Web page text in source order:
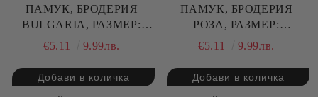
ПАМУК, БРОДЕРИЯ
BULGARIA, РАЗМЕР:
30/50СМ,HAND MADE
€5.11 9.99лв.
ПАМУК, БРОДЕРИЯ
РОЗА, РАЗМЕР:
30/50СМ,HAND MADE
€5.11 9.99лв.